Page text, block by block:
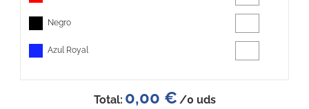
Negro
Azul Royal
Total: 0,00 € /0 uds